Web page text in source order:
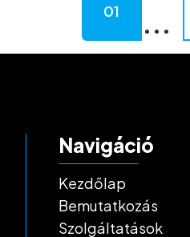
01
Navigáció
Kezdőlap
Bemutatkozás
Szolgáltatások